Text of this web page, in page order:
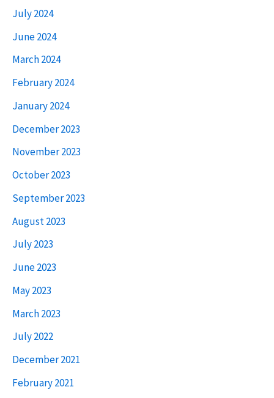
July 2024
June 2024
March 2024
February 2024
January 2024
December 2023
November 2023
October 2023
September 2023
August 2023
July 2023
June 2023
May 2023
March 2023
July 2022
December 2021
February 2021